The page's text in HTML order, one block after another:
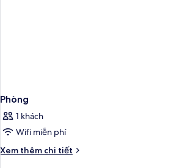
Phòng
1 khách
Wifi miễn phí
Xem thêm chi tiết
Chi